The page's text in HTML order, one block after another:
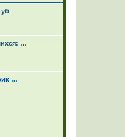
…
…